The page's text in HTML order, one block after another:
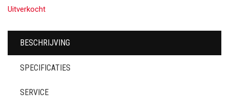
Uitverkocht
BESCHRIJVING
SPECIFICATIES
SERVICE